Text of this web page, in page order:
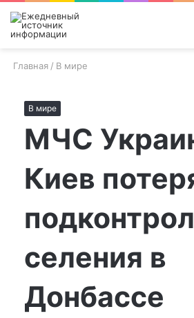
Главная / В мире
В мире
МЧС
Киев
селения в
Донбассе